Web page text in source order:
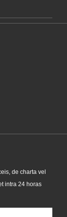
de charta vel
intra 24 horas